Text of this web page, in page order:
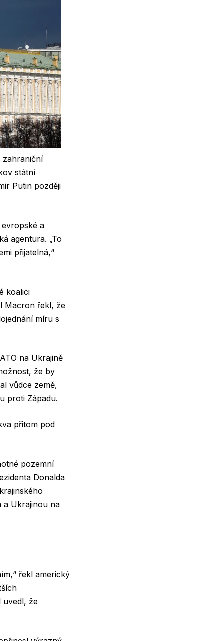
zahraniční
státní
Putin později
a
agentura. „To
přijatelná,“
koalici
Macron řekl, že
míru s
na Ukrajině
že by
vůdce země,
proti Západu.
přitom pod
pozemní
Donalda
a Ukrajinou na
řekl americký
uvedl, že